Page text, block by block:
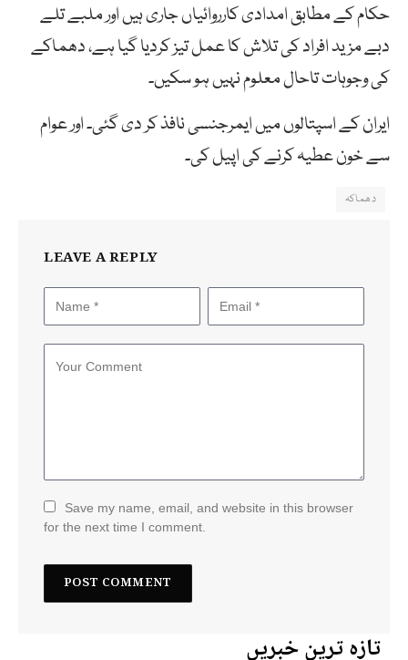
حکام کے مطابق امدادی کارروائیاں جاری ہیں اور ملبے تلے
دبے مزید افراد کی تلاش کا عمل تیز کردیا گیا ہے، دھماکے
کی وجوہات تاحال معلوم نہیں ہو سکیں۔
ایران کے اسپتالوں میں ایمرجنسی نافذ کر دی گئی۔ اور عوام
سے خون عطیہ کرنے کی اپیل کی۔
دھماکہ
LEAVE A REPLY
Save my name, email, and website in this browser
for the next time I comment.
تازہ ترین خبریں